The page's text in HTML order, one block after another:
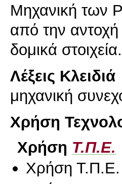
Μηχανική των
από την
δομικά στοιχεία.
Λέξεις Κλειδιά
μηχανική
Χρήση
Χρήση Τ.Π.Ε.
Χρήση Τ.Π.Ε.